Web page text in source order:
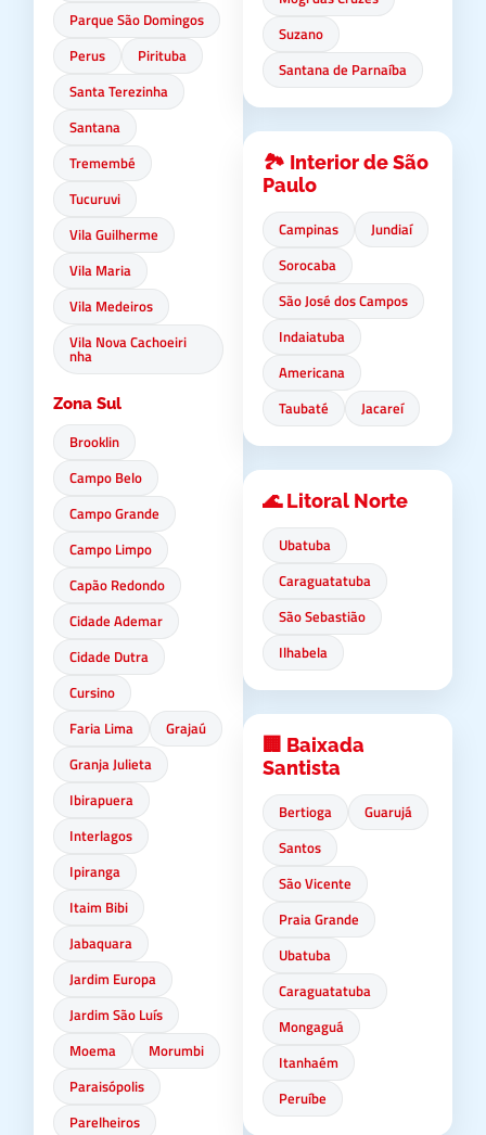
Parque São Domingos
Perus
Pirituba
Santa Terezinha
Santana
Tremembé
Tucuruvi
Vila Guilherme
Vila Maria
Vila Medeiros
Vila Nova Cachoeiri
nha
Zona Sul
Brooklin
Campo Belo
Campo Grande
Campo Limpo
Capão Redondo
Cidade Ademar
Cidade Dutra
Cursino
Faria Lima
Grajaú
Granja Julieta
Ibirapuera
Interlagos
Ipiranga
Itaim Bibi
Jabaquara
Jardim Europa
Jardim São Luís
Moema
Morumbi
Paraisópolis
Parelheiros
Suzano
Santana de Parnaíba
🏞️ Interior de São
Paulo
Campinas
Jundiaí
Sorocaba
São José dos Campos
Indaiatuba
Americana
Taubaté
Jacareí
🌊 Litoral Norte
Ubatuba
Caraguatatuba
São Sebastião
Ilhabela
🏢 Baixada
Santista
Bertioga
Guarujá
Santos
São Vicente
Praia Grande
Ubatuba
Caraguatatuba
Mongaguá
Itanhaém
Peruíbe